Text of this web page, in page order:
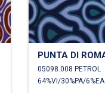
05098.008 PETROL
64%VI/30%PA/6%EA